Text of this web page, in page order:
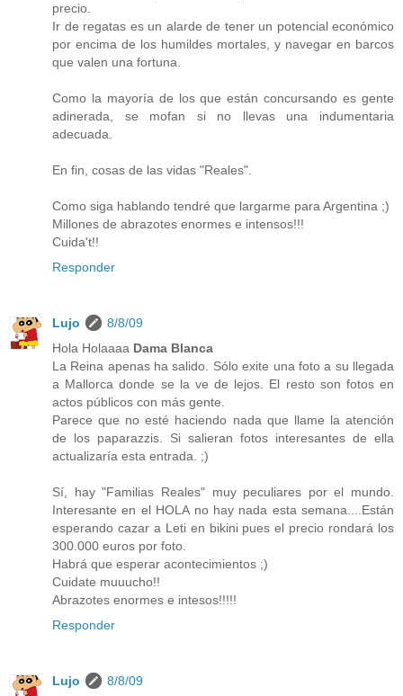
precio.
Ir de regatas es un alarde de tener un potencial económico
por encima de los humildes mortales, y navegar en barcos
que valen una fortuna.
Como la mayoría de los que están concursando es gente
adinerada, se mofan si no llevas una indumentaria
adecuada.
En fin, cosas de las vidas "Reales".
Como siga hablando tendré que largarme para Argentina ;)
Millones de abrazotes enormes e intensos!!!
Cuida't!!
Responder
Lujo
8/8/09
Hola Holaaaa Dama Blanca
La Reina apenas ha salido. Sólo exite una foto a su llegada
a Mallorca donde se la ve de lejos. El resto son fotos en
actos públicos con más gente.
Parece que no esté haciendo nada que llame la atención
de los paparazzis. Si salieran fotos interesantes de ella
actualizaría esta entrada. ;)
Sí, hay "Familias Reales" muy peculiares por el mundo.
Interesante en el HOLA no hay nada esta semana....Están
esperando cazar a Leti en bikini pues el precio rondará los
300.000 euros por foto.
Habrá que esperar acontecimientos ;)
Cuidate muuucho!!
Abrazotes enormes e intesos!!!!!
Responder
Lujo
8/8/09